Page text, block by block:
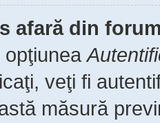
afară din
opţiunea
veţi fi
măsură